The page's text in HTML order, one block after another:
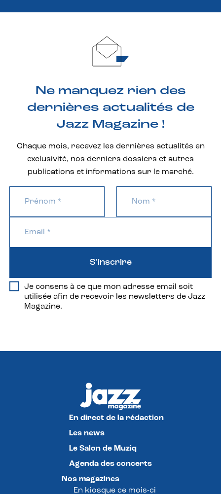
Ne manquez rien des
dernières actualités de
Jazz Magazine !
Chaque mois, recevez les dernières actualités en
exclusivité, nos derniers dossiers et autres
publications et informations sur le marché.
Je consens à ce que mon adresse email soit
utilisée afin de recevoir les newsletters de Jazz
Magazine.
S'inscrire
En direct de la rédaction
Les news
Le Salon de Muziq
Agenda des concerts
Nos magazines
En kiosque ce mois-ci